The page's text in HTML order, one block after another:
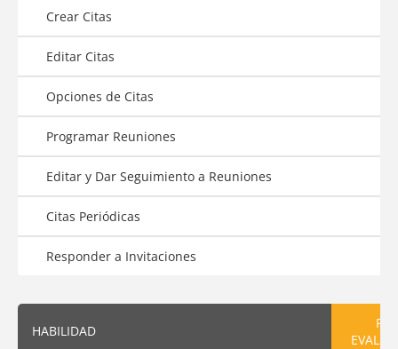
Crear Citas
Editar Citas
Opciones de Citas
Programar Reuniones
Editar y Dar Seguimiento a Reuniones
Citas Periódicas
Responder a Invitaciones
HABILIDAD